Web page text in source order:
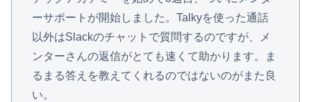
ーサポートが開始しました。Talkyを使った通話
以外はSlackのチャットで質問するのですが、メ
ンターさんの返信がとても速くて助かります。ま
るまる答えを教えてくれるのではないのがまた良
い。